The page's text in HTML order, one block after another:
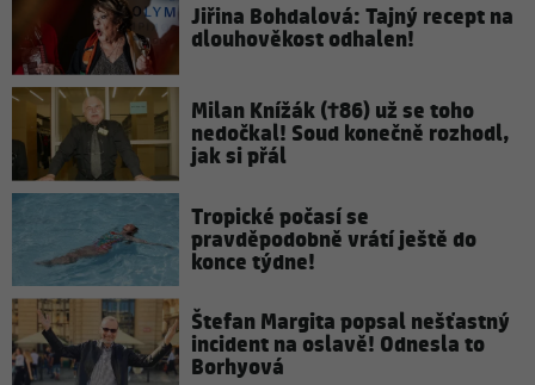
Jiřina Bohdalová: Tajný recept na
dlouhověkost odhalen!
Milan Knížák (†86) už se toho
nedočkal! Soud konečně rozhodl,
jak si přál
Tropické počasí se
pravděpodobně vrátí ještě do
konce týdne!
Štefan Margita popsal nešťastný
incident na oslavě! Odnesla to
Borhyová